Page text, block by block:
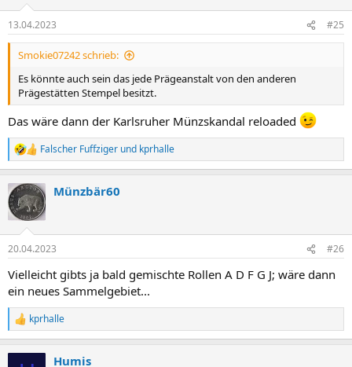
e
n
13.04.2023 #25
Smokie07242 schrieb:
Es könnte auch sein das jede Prägeanstalt von den anderen
Prägestätten Stempel besitzt.
Das wäre dann der Karlsruher Münzskandal reloaded
R
e
k
t
i
e
:
Falscher Fuffziger und kprhalle
Münzbär60
20.04.2023 #26
Vielleicht gibts ja bald gemischte Rollen A D F G J; wäre dann
ein neues Sammelgebiet...
R
e
kprhalle
Humis